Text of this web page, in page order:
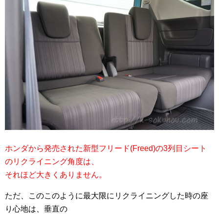
ホンダから発売された新型フリード(Freed)の3列目シート
のリクライニング角度は、
それほど大きくありません。
ただ、このこのように最大限にリクライニングした時の座
り心地は、垂直の